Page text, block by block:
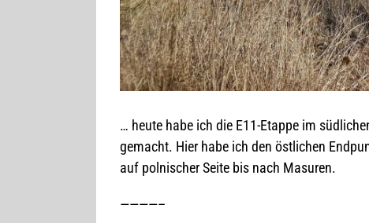
… heute habe ich die E11-Etappe im
gemacht. Hier habe ich den öst­li­chen
auf pol­ni­scher Seite bis nach Masuren.
————–